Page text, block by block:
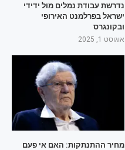
נדרשת עבודת נמלים מול ידידי
ישראל בפרלמנט האירופי
ובקונגרס
אוגוסט 1, 2025
מחיר ההתנתקות: האם אי פעם